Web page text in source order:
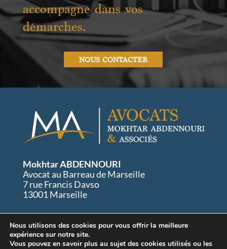
accompagne dans vos
démarches.
NOUS CONTACTER
Mokhtar ABDENNOURI
Avocat au Barreau de Marseille
7 rue Francis Davso
13001 Marseille
Tel: 04.84.89.55.25
Port: 06.67.08.83.58
Nous utilisons des cookies pour vous offrir la meilleure
expérience sur notre site.
Vous pouvez en savoir plus au sujet des cookies utilisés ou les